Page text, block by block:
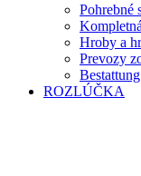
Pohrebné
Hroby a
Prevozy
ROZLÚČKA